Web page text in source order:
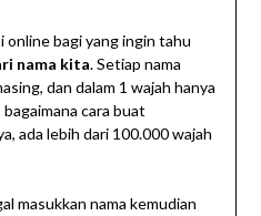
online bagi yang ingin tahu
nama kita. Setiap nama
dan dalam 1 wajah hanya
bagaimana cara buat
ada lebih dari 100.000 wajah
masukkan nama kemudian